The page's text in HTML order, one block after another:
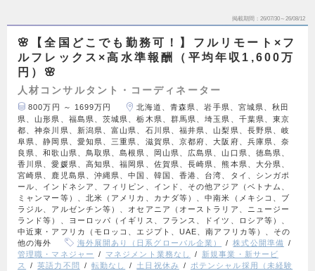
掲載期間 26/07/30～26/08/12
🌸【全国どこでも勤務可！】フルリモート×フ
ルフレックス×高水準報酬（平均年収1,600万
円）🌸
人材コンサルタント・コーディネーター
800万円 ～ 1699万円
北海道、青森県、岩手県、宮城県、秋田
県、山形県、福島県、茨城県、栃木県、群馬県、埼玉県、千葉県、東京
都、神奈川県、新潟県、富山県、石川県、福井県、山梨県、長野県、岐
阜県、静岡県、愛知県、三重県、滋賀県、京都府、大阪府、兵庫県、奈
良県、和歌山県、鳥取県、島根県、岡山県、広島県、山口県、徳島県、
香川県、愛媛県、高知県、福岡県、佐賀県、長崎県、熊本県、大分県、
宮崎県、鹿児島県、沖縄県、中国、韓国、香港、台湾、タイ、シンガポ
ール、インドネシア、フィリピン、インド、その他アジア（ベトナム、
ミャンマー等）、北米（アメリカ、カナダ等）、中南米（メキシコ、ブ
ラジル、アルゼンチン等）、オセアニア（オーストラリア、ニュージー
ランド等）、ヨーロッパ（イギリス、フランス、ドイツ、ロシア等）、
中近東・アフリカ（モロッコ、エジプト、UAE、南アフリカ等）、その
他の海外
海外展開あり（日系グローバル企業）
株式公開準備
管理職・マネジャー
マネジメント業務なし
新規事業・新サービ
ス
英語力不問 転勤なし 土日祝休み
ポテンシャル採用（未経験